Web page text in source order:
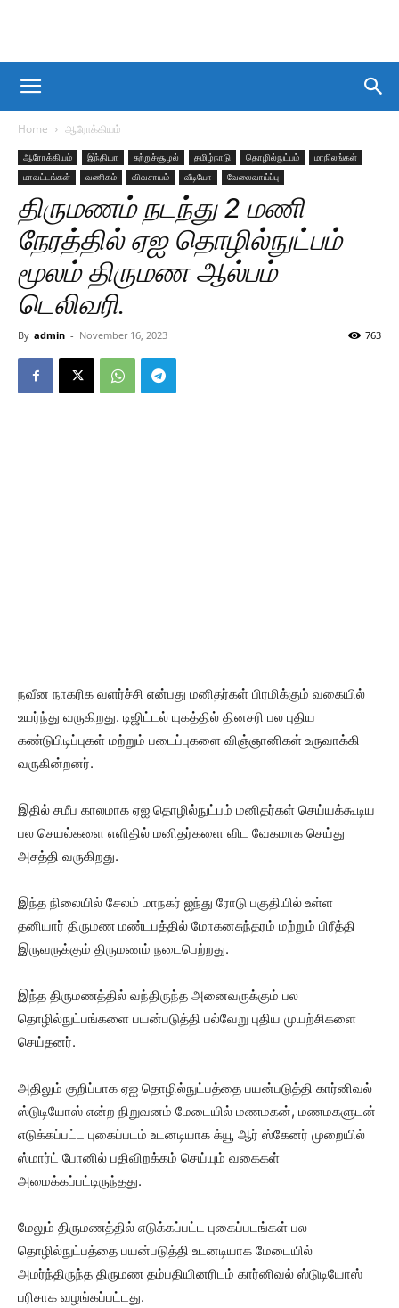
Home ஆரோக்கியம்
ஆரோக்கியம் இந்தியா சுற்றுச்சூழல் தமிழ்நாடு தொழில்நுட்பம்
மாநிலங்கள்
மாவட்டங்கள்
வணிகம் விவசாயம் வீடியோ வேலைவாய்ப்பு
திருமணம் நடந்து 2 மணி
நேரத்தில் ஏஐ தொழில்நுட்பம்
மூலம் திருமண ஆல்பம்
டெலிவரி.
By admin - November 16, 2023 763
நவீன நாகரிக வளர்ச்சி என்பது மனிதர்கள் பிரமிக்கும் வகையில்
உயர்ந்து வருகிறது. டிஜிட்டல் யுகத்தில் தினசரி பல புதிய
கண்டுபிடிப்புகள் மற்றும் படைப்புகளை விஞ்ஞானிகள் உருவாக்கி
வருகின்றனர்.
இதில் சமீப காலமாக ஏஐ தொழில்நுட்பம் மனிதர்கள் செய்யக்கூடிய
பல செயல்களை எளிதில் மனிதர்களை விட வேகமாக செய்து
அசத்தி வருகிறது.
இந்த நிலையில் சேலம் மாநகர் ஐந்து ரோடு பகுதியில் உள்ள
தனியார் திருமண மண்டபத்தில் மோகனசுந்தரம் மற்றும் பிரீத்தி
இருவருக்கும் திருமணம் நடைபெற்றது.
இந்த திருமணத்தில் வந்திருந்த அனைவருக்கும் பல
தொழில்நுட்பங்களை பயன்படுத்தி பல்வேறு புதிய முயற்சிகளை
செய்தனர்.
அதிலும் குறிப்பாக ஏஐ தொழில்நுட்பத்தை பயன்படுத்தி கார்னிவல்
ஸ்டுடியோஸ் என்ற நிறுவனம் மேடையில் மணமகன், மணமகளுடன்
எடுக்கப்பட்ட புகைப்படம் உடனடியாக க்யூ ஆர் ஸ்கேனர் முறையில்
ஸ்மார்ட் போனில் பதிவிறக்கம் செய்யும் வகைகள்
அமைக்கப்பட்டிருந்தது.
மேலும் திருமணத்தில் எடுக்கப்பட்ட புகைப்படங்கள் பல
தொழில்நுட்பத்தை பயன்படுத்தி உடனடியாக மேடையில்
அமர்ந்திருந்த திருமண தம்பதியினரிடம் கார்னிவல் ஸ்டுடியோஸ்
பரிசாக வழங்கப்பட்டது.